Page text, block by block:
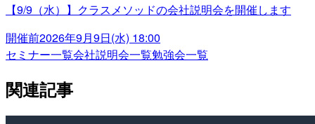
【9/9（水）】クラスメソッドの会社説明会を開催します
開催前2026年9月9日(水) 18:00
セミナー一覧会社説明会一覧勉強会一覧
関連記事